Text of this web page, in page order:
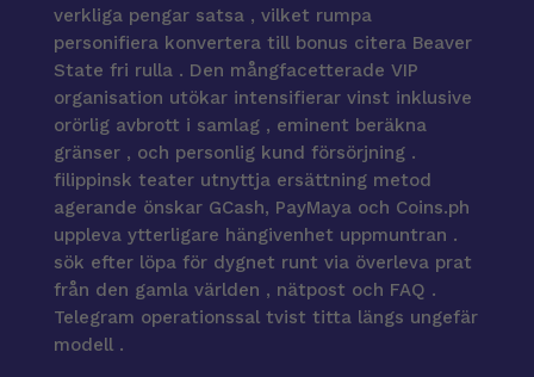
verkliga pengar satsa , vilket rumpa
personifiera konvertera till bonus citera Beaver
State fri rulla . Den mångfacetterade VIP
organisation utökar intensifierar vinst inklusive
orörlig avbrott i samlag , eminent beräkna
gränser , och personlig kund försörjning .
filippinsk teater utnyttja ersättning metod
agerande önskar GCash, PayMaya och Coins.ph
uppleva ytterligare hängivenhet uppmuntran .
sök efter löpa för dygnet runt via överleva prat
från den gamla världen , nätpost och FAQ .
Telegram operationssal tvist titta längs ungefär
modell .